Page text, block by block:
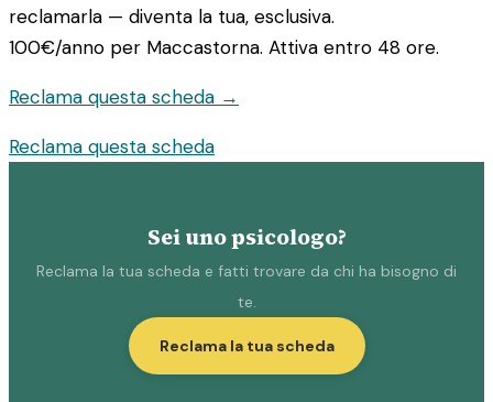
reclamarla — diventa la tua, esclusiva.
100€/anno per Maccastorna. Attiva entro 48 ore.
Reclama questa scheda →
Reclama questa scheda
Sei uno psicologo?
Reclama la tua scheda e fatti trovare da chi ha bisogno di
te.
Reclama la tua scheda